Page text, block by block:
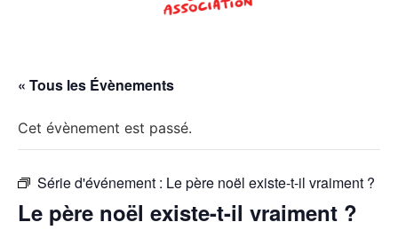
« Tous les Évènements
Cet évènement est passé.
Série d'événement : Le père noël existe-t-il vraiment ?
Le père noël existe-t-il vraiment ?